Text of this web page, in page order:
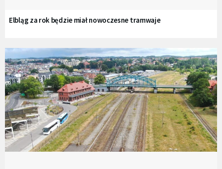
Elbląg za rok będzie miał nowoczesne tramwaje